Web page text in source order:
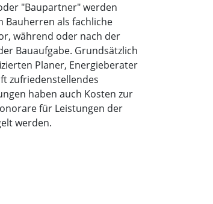
"Baupartner" werden
Bauherren als fachliche
während oder nach der
Bauaufgabe. Grundsätzlich
Planer, Energieberater
zufriedenstellendes
haben auch Kosten zur
für Leistungen der
werden.